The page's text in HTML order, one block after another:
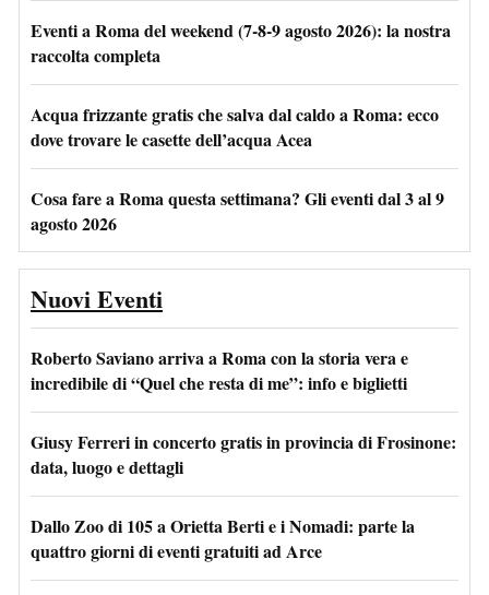
Eventi a Roma del weekend (7-8-9 agosto 2026): la nostra
raccolta completa
Acqua frizzante gratis che salva dal caldo a Roma: ecco
dove trovare le casette dell’acqua Acea
Cosa fare a Roma questa settimana? Gli eventi dal 3 al 9
agosto 2026
Nuovi Eventi
Roberto Saviano arriva a Roma con la storia vera e
incredibile di “Quel che resta di me”: info e biglietti
Giusy Ferreri in concerto gratis in provincia di Frosinone:
data, luogo e dettagli
Dallo Zoo di 105 a Orietta Berti e i Nomadi: parte la
quattro giorni di eventi gratuiti ad Arce